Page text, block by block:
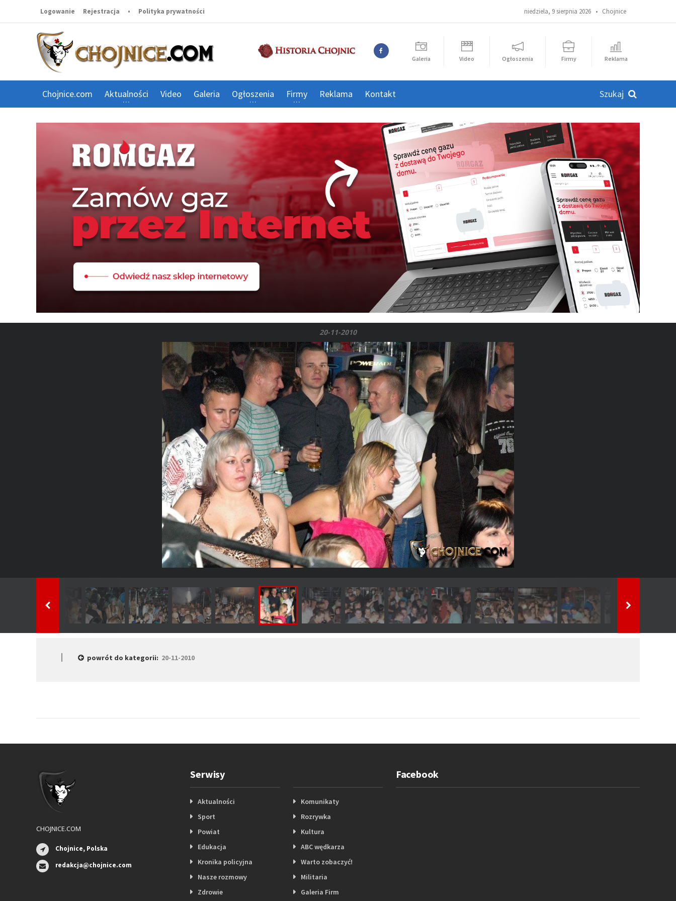
niedziela, 9 sierpnia 2026 • Chojnice
Logowanie Rejestracja • Polityka prywatności
Galeria Video Ogłoszenia Firmy Reklama
Chojnice.com Aktualności Video Galeria Ogłoszenia Firmy Reklama Kontakt
20-11-2010
powrót do kategorii: 20-11-2010
CHOJNICE.COM
Chojnice, Polska
redakcja@chojnice.com
Serwisy
Aktualności
Sport
Powiat
Edukacja
Kronika policyjna
Nasze rozmowy
Zdrowie
Komunikaty
Rozrywka
Kultura
ABC wędkarza
Warto zobaczyć!
Militaria
Galeria Firm
Facebook